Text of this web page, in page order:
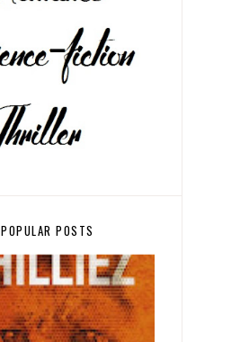
POPULAR POSTS